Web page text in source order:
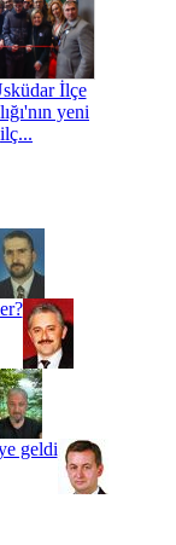
İlçe
yeni
ilç...
geldi